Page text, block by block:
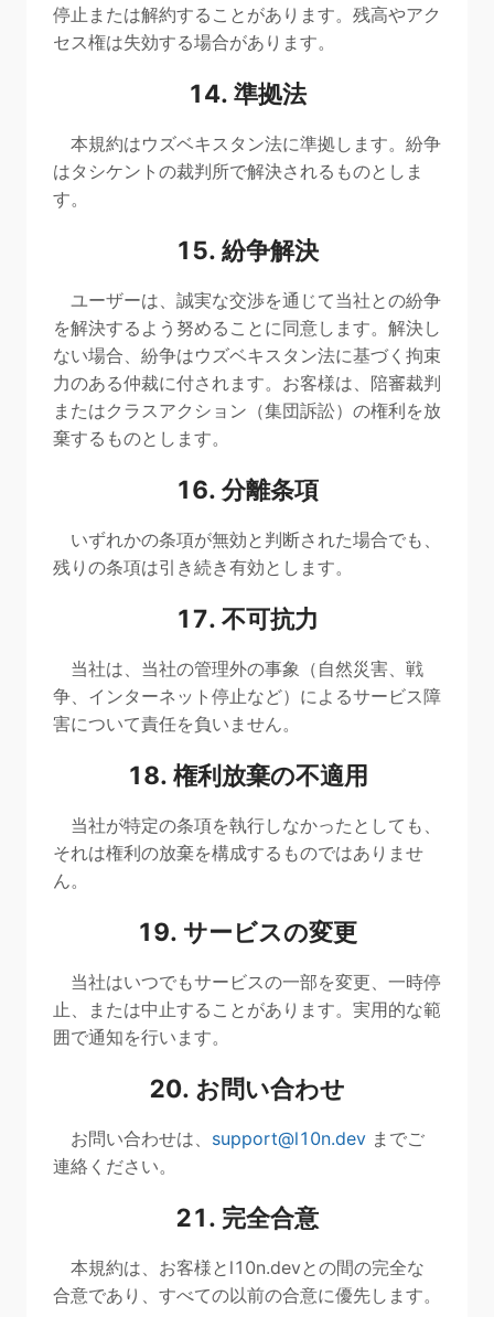
停止または解約することがあります。残高やアク
セス権は失効する場合があります。
14. 準拠法
本規約はウズベキスタン法に準拠します。紛争
はタシケントの裁判所で解決されるものとしま
す。
15. 紛争解決
ユーザーは、誠実な交渉を通じて当社との紛争
を解決するよう努めることに同意します。解決し
ない場合、紛争はウズベキスタン法に基づく拘束
力のある仲裁に付されます。お客様は、陪審裁判
またはクラスアクション（集団訴訟）の権利を放
棄するものとします。
16. 分離条項
いずれかの条項が無効と判断された場合でも、
残りの条項は引き続き有効とします。
17. 不可抗力
当社は、当社の管理外の事象（自然災害、戦
争、インターネット停止など）によるサービス障
害について責任を負いません。
18. 権利放棄の不適用
当社が特定の条項を執行しなかったとしても、
それは権利の放棄を構成するものではありませ
ん。
19. サービスの変更
当社はいつでもサービスの一部を変更、一時停
止、または中止することがあります。実用的な範
囲で通知を行います。
20. お問い合わせ
お問い合わせは、 support@l10n.dev までご
連絡ください。
21. 完全合意
本規約は、お客様とl10n.devとの間の完全な
合意であり、すべての以前の合意に優先します。